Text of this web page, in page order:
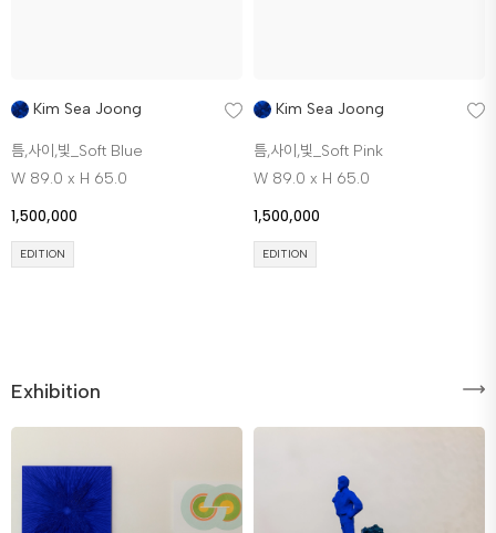
Kim Sea Joong
틈,사이,빛_Soft Blue
W 89.0 x H 65.0
1,500,000
EDITION
Kim Sea Joong
틈,사이,빛_Soft Pink
W 89.0 x H 65.0
1,500,000
EDITION
Exhibition